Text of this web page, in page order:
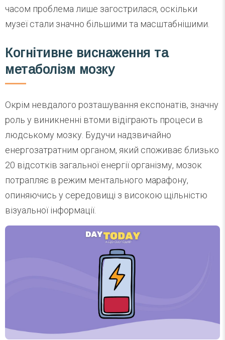
часом проблема лише загострилася, оскільки
музеї стали значно більшими та масштабнішими.
Когнітивне виснаження та
метаболізм мозку
Окрім невдалого розташування експонатів, значну
роль у виникненні втоми відіграють процеси в
людському мозку. Будучи надзвичайно
енергозатратним органом, який споживає близько
20 відсотків загальної енергії організму, мозок
потрапляє в режим ментального марафону,
опиняючись у середовищі з високою щільністю
візуальної інформації.